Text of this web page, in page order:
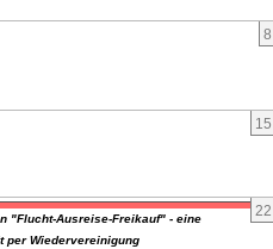
8
15
22
"Flucht-Ausreise-Freikauf" - eine
per Wiedervereinigung